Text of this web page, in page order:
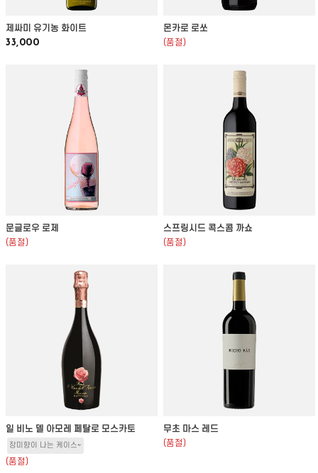
제싸미 유기농 화이트
33,000
몬카로 로쏘
(품절)
문글로우 로제
(품절)
스프링시드 콕스콤 까쇼
(품절)
일 비노 델 아모레 페탈로 모스카토
장미향이 나는 케이스~
(품절)
무초 마스 레드
(품절)